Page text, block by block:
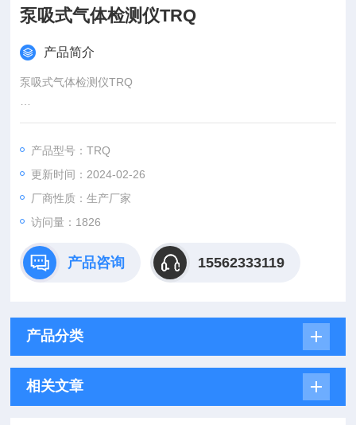
泵吸式气体检测仪TRQ
产品简介
泵吸式气体检测仪TRQ
是一款泵吸式的气体检漏仪表。采用半导体或有毒气体的检测原
携带方便，也可附带柔性探头，手感舒适。
产品型号：TRQ
更新时间：2024-02-26
厂商性质：生产厂家
访问量：1826
产品咨询 15562333119
产品分类
相关文章